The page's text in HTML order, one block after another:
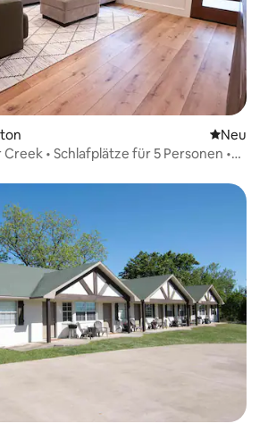
Neue
Neu
• Schlafplätze für 5 Personen •